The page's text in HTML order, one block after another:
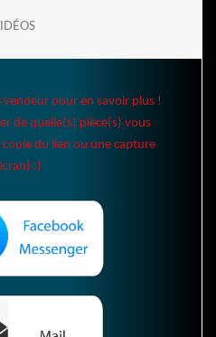
pour en savoir plus !
de quelle(s) pièce(s) vous
du lien ou une capture
:)